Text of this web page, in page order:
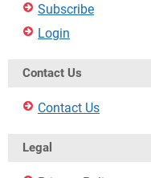
Subscribe
Login
Contact Us
Contact Us
Legal